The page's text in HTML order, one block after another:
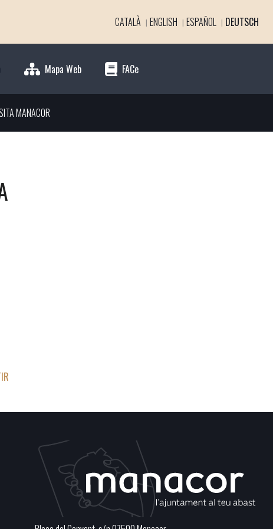
CATALÀ ENGLISH ESPAÑOL DEUTSCH
Mapa Web FACe
MANACOR